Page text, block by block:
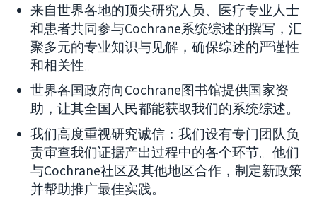
来自世界各地的顶尖研究人员、医疗专业人士
和患者共同参与Cochrane系统综述的撰写，汇
聚多元的专业知识与见解，确保综述的严谨性
和相关性。
世界各国政府向Cochrane图书馆提供国家资
助，让其全国人民都能获取我们的系统综述。
我们高度重视研究诚信：我们设有专门团队负
责审查我们证据产出过程中的各个环节。他们
与Cochrane社区及其他地区合作，制定新政策
并帮助推广最佳实践。